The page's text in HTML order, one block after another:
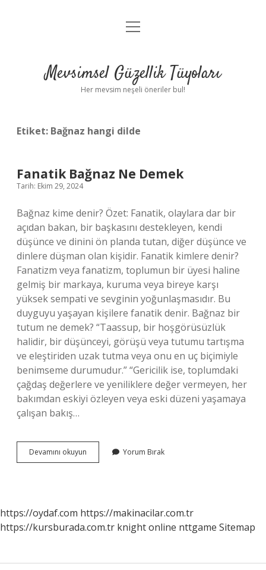
Anasayfa
Yasal Uyarı
menüyü
Mevsimsel Güzellik Tüyoları
Her mevsim neşeli öneriler bul!
Etiket: Bağnaz hangi dilde
Fanatik Bağnaz Ne Demek
Tarih: Ekim 29, 2024
Bağnaz kime denir? Özet: Fanatik, olaylara dar bir
açıdan bakan, bir başkasını destekleyen, kendi
düşünce ve dinini ön planda tutan, diğer düşünce ve
dinlere düşman olan kişidir. Fanatik kimlere denir?
Fanatizm veya fanatizm, toplumun bir üyesi haline
gelmiş bir markaya, kuruma veya bireye karşı
yüksek sempati ve sevginin yoğunlaşmasıdır. Bu
duyguyu yaşayan kişilere fanatik denir. Bağnaz bir
tutum ne demek? “Taassup, bir hoşgörüsüzlük
halidir, bir düşünceyi, görüşü veya tutumu tartışma
ve eleştiriden uzak tutma veya onu en uç biçimiyle
benimseme durumudur.” “Gericilik ise, toplumdaki
çağdaş değerlere ve yeniliklere değer vermeyen, her
bakımdan eskiyi özleyen veya eski düzeni yaşamaya
çalışan bakış…
Devamını okuyun
Bağnaz
Yorum Bırak
https://oydaf.com https://makinacilar.com.tr
https://kursburada.com.tr knight online nttgame Sitemap